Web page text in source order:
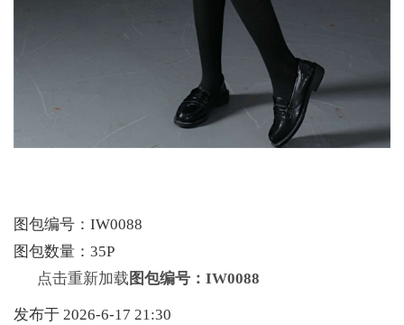
图包编号：IW0088
图包数量：35P
点击重新加载 图包编号：IW0088
发布于 2026-6-17 21:30